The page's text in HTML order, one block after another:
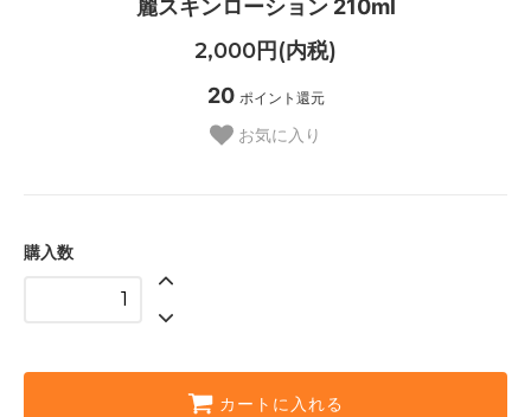
麗スキンローション 210ml
2,000円(内税)
20 ポイント還元
お気に入り
購入数
カートに入れる